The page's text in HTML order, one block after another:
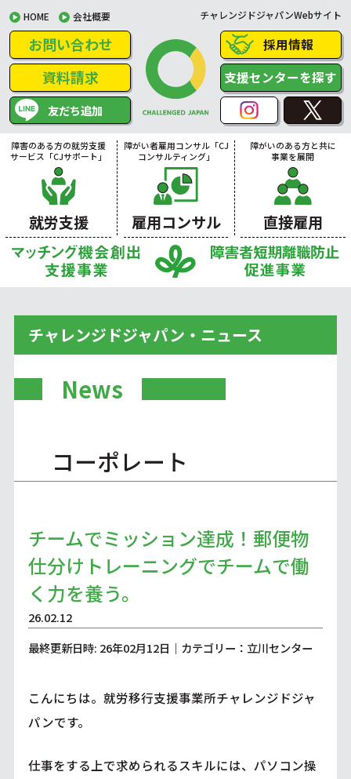
HOME 会社概要 チャレンジドジャパンWebサイト
お問い合わせ
資料請求
友だち追加
採用情報
支援センターを探す
障害のある方の就労支援
サービス「CJサポート」
就労支援
障がい者雇用コンサル「CJ
コンサルティング」
雇用コンサル
障がいのある方と共に
事業を展開
直接雇用
チャレンジドジャパン・ニュース
News
コーポレート
チームでミッション達成！郵便物
仕分けトレーニングでチームで働
く力を養う。
26.02.12
最終更新日時: 26年02月12日｜カテゴリー：立川センター
こんにちは。就労移行支援事業所チャレンジドジャ
パンです。
仕事をする上で求められるスキルには、パソコン操